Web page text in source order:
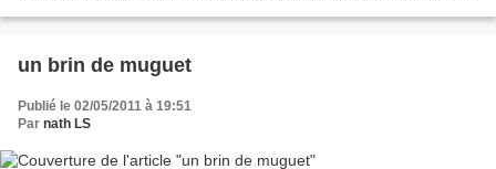
un brin de muguet
Publié le 02/05/2011 à 19:51
Par nath LS